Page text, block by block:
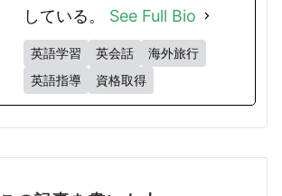
している。 See Full Bio
英語学習 英会話
海外旅行
英語指導
資格取得